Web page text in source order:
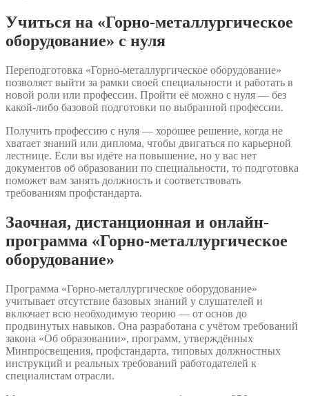
Учиться на «Горно-металлургическое
оборудование» с нуля
Переподготовка «Горно-металлургическое оборудование»
позволяет выйти за рамки своей специальности и работать в
новой роли или профессии. Пройти её можно с нуля — без
какой-либо базовой подготовки по выбранной профессии.
Получить профессию с нуля — хорошее решение, когда не
хватает знаний или диплома, чтобы двигаться по карьерной
лестнице. Если вы идёте на повышение, но у вас нет
документов об образовании по специальности, то подготовка
поможет вам занять должность и соответствовать
требованиям профстандарта.
Заочная, дистанционная и онлайн-
программа «Горно-металлургическое
оборудование»
Программа «Горно-металлургическое оборудование»
учитывает отсутствие базовых знаний у слушателей и
включает всю необходимую теорию — от основ до
продвинутых навыков. Она разработана с учётом требований
закона «Об образовании», программ, утверждённых
Минпросвещения, профстандарта, типовых должностных
инструкций и реальных требований работодателей к
специалистам отрасли.